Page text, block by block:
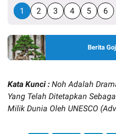
1 2 3 4 5 6
Berita
Kata Kunci : Noh Adalah
Yang Telah Ditetapkan
Milik Dunia Oleh UNESCO